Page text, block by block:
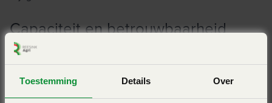
Toestemming Details Over
Capaciteit en betrouwbaarheid
“Wij persen met een 240 pk sterke trekker en dat gaat
makkelijk. Ik denk dat een 170 tot 180 pk sterke trekker het